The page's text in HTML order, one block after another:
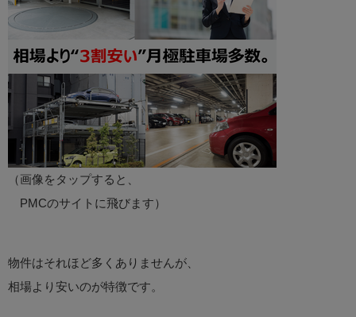
（画像をタップすると、
PMCのサイトに飛びます）
物件はそれほど多くありませんが、
相場より安いのが特徴です。